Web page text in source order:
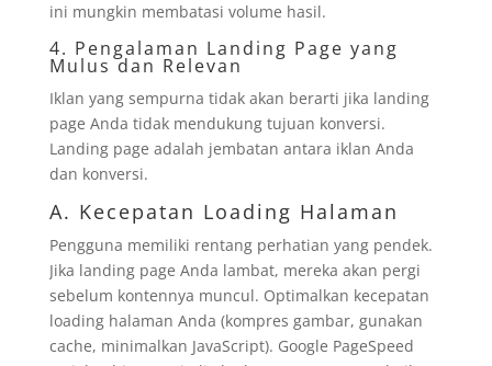
ini mungkin membatasi volume hasil.
4. Pengalaman Landing Page yang
Mulus dan Relevan
Iklan yang sempurna tidak akan berarti jika landing
page Anda tidak mendukung tujuan konversi.
Landing page adalah jembatan antara iklan Anda
dan konversi.
A. Kecepatan Loading Halaman
Pengguna memiliki rentang perhatian yang pendek.
Jika landing page Anda lambat, mereka akan pergi
sebelum kontennya muncul. Optimalkan kecepatan
loading halaman Anda (kompres gambar, gunakan
cache, minimalkan JavaScript). Google PageSpeed